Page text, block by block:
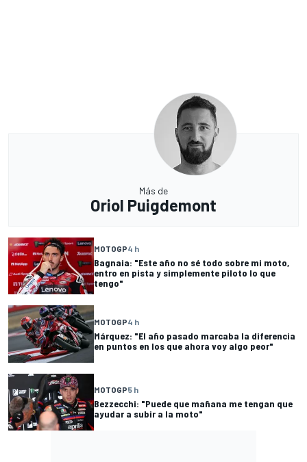
Más de
Oriol Puigdemont
MOTOGP4 h
Bagnaia: "Este año no sé todo sobre mi moto,
entro en pista y simplemente piloto lo que
tengo"
MOTOGP4 h
Márquez: "El año pasado marcaba la diferencia
en puntos en los que ahora voy algo peor"
MOTOGP5 h
Bezzecchi: "Puede que mañana me tengan que
ayudar a subir a la moto"